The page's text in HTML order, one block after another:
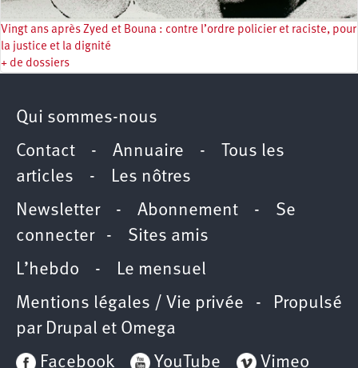
Vingt ans après Zyed et Bouna : contre l’ordre policier et raciste, pour
la justice et la dignité
+ de dossiers
Qui sommes-nous
Contact - Annuaire -
Tous les
articles - Les nôtres
Newsletter- Abonnement - Se
connecter- Sites amis
L’hebdo - Le mensuel
Mentions légales / Vie privée - Propulsé
par Drupal et Omega
Facebook
YouTube Vimeo